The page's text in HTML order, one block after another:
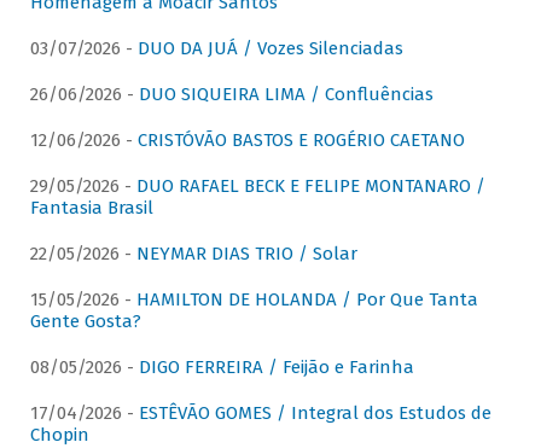
03/07/2026 - DUO DA JUÁ / Vozes Silenciadas
26/06/2026 - DUO SIQUEIRA LIMA / Confluências
12/06/2026 - CRISTÓVÃO BASTOS E ROGÉRIO CAETANO
29/05/2026 - DUO RAFAEL BECK E FELIPE MONTANARO /
Fantasia Brasil
22/05/2026 - NEYMAR DIAS TRIO / Solar
15/05/2026 - HAMILTON DE HOLANDA / Por Que Tanta
Gente Gosta?
08/05/2026 - DIGO FERREIRA / Feijão e Farinha
17/04/2026 - ESTÊVÃO GOMES / Integral dos Estudos de
Chopin